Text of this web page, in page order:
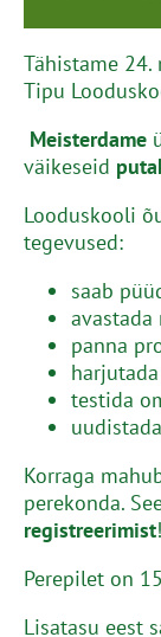
Tähistame
Tipu
Meisterdame
väikeseid
Looduskooli
tegevused:
saab
panna
testida
Korraga
perekonda.
registreerimist!
Perepilet on
Lisatasu eest